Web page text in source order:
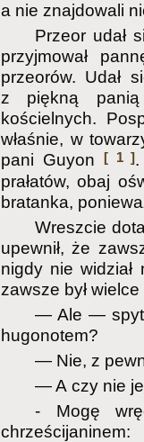
a nie znajdowali
Przeor udał
przyjmował
przeorów. Udał
z piękną
kościelnych.
właśnie, w
pani Guyon
[ 1 ]
prałatów, obaj
bratanka,
Wreszcie
upewnił, że
nigdy nie
zawsze był
— Ale —
hugonotem?
— Nie, z
— A czy nie
- Mogę